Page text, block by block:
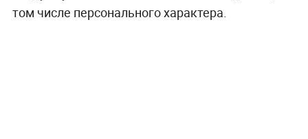
том числе персонального характера.